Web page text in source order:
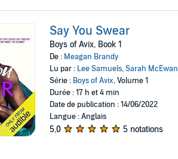
Say You Swear
Boys of Avix, Book 1
De : Meagan Brandy
Lu par : Lee Samuels,Sarah McEwan
Série : Boys of Avix, Volume 1
Durée : 17 h et 4 min
Date de publication : 14/06/2022
Langue : Anglais
5,0 5 notations